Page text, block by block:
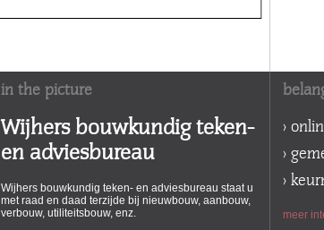
in the picture
Wijhers bouwkundig teken-
en adviesbureau
Wijhers bouwkundig teken- en adviesbureau staat u
met raad en daad terzijde bij nieuwbouw, aanbouw,
verbouw, utiliteitsbouw, enz.
>
>
>
meer